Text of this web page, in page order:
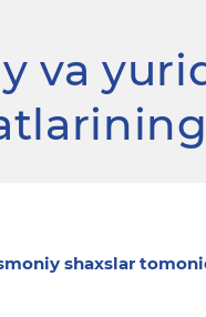
va
shaxslar